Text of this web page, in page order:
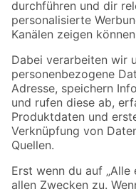
Folge uns
Zahlungsarten
Sicher einkaufen